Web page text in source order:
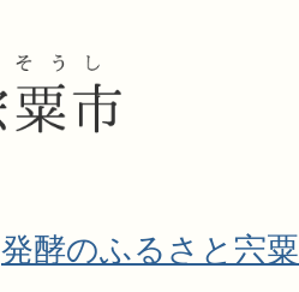
発酵のふるさと宍粟